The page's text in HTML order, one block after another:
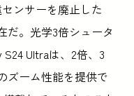
ンサーを廃止した
だ。光学3倍シュータ
Ultraは、2倍、3
ズーム性能を提供で